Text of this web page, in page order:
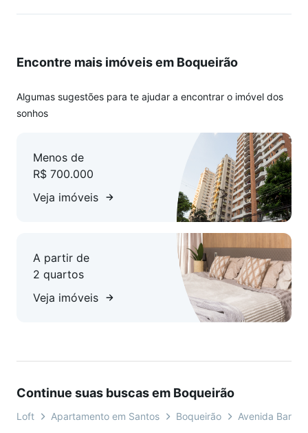
Encontre mais imóveis em Boqueirão
Algumas sugestões para te ajudar a encontrar o imóvel dos
sonhos
Menos de
R$ 700.000
Veja imóveis
A partir de
2 quartos
Veja imóveis
Continue suas buscas em Boqueirão
Loft Apartamento em Santos Boqueirão Avenida